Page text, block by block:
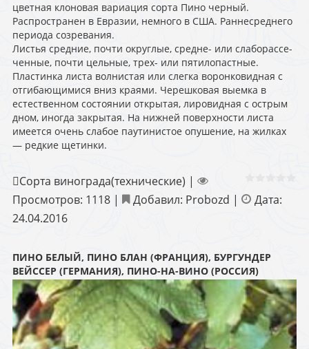
цветная клоновая вариация сорта Пино черный.
Распространен в Евразии, немного в США. Раннесреднего
периода созревания.
Листья средние, почти округлые, средне- или слаборассе-
ченные, почти цельные, трех- или пятилопастные.
Пластинка листа волнистая или слегка воронковидная с
отгибающимися вниз краями. Черешковая выемка в
естественном состоянии открытая, лировидная с острым
дном, иногда закрытая. На нижней поверхности листа
имеется очень слабое паутинистое опушение, на жилках
— редкие щетинки.
Сорта винограда(технические) |
Просмотров: 1118 | Добавил: Probozd |
Дата:
24.04.2016
ПИНО БЕЛЫЙ, ПИНО БЛАН (ФРАНЦИЯ), БУРГУНДЕР
ВЕЙССЕР (ГЕРМАНИЯ), ПИНО-НА-ВИНО (РОССИЯ)